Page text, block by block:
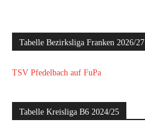
Tabelle Bezirksliga Franken 2026/27
TSV Pfedelbach auf FuPa
Tabelle Kreisliga B6 2024/25